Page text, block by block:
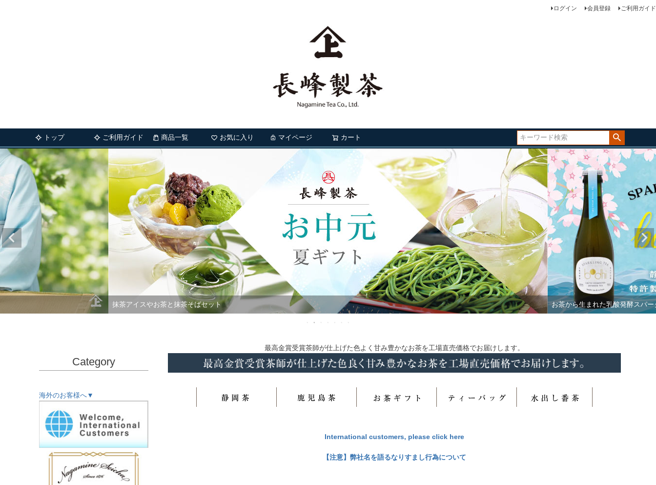
ログイン 会員登録 ご利用ガイド
トップ ご利用ガイド 商品一覧 お気に入り マイページ カート
お茶から生まれた乳酸発酵スパークリングティー ボーディー 日本茶AWARD受賞 当店看板商品さつまの風
Category
海外のお客様へ▼
最高金賞受賞茶師が仕上げた色よく甘み豊かなお茶を工場直売価格でお届けします。
International customers, please click here
【注意】弊社名を語るなりすまし行為について